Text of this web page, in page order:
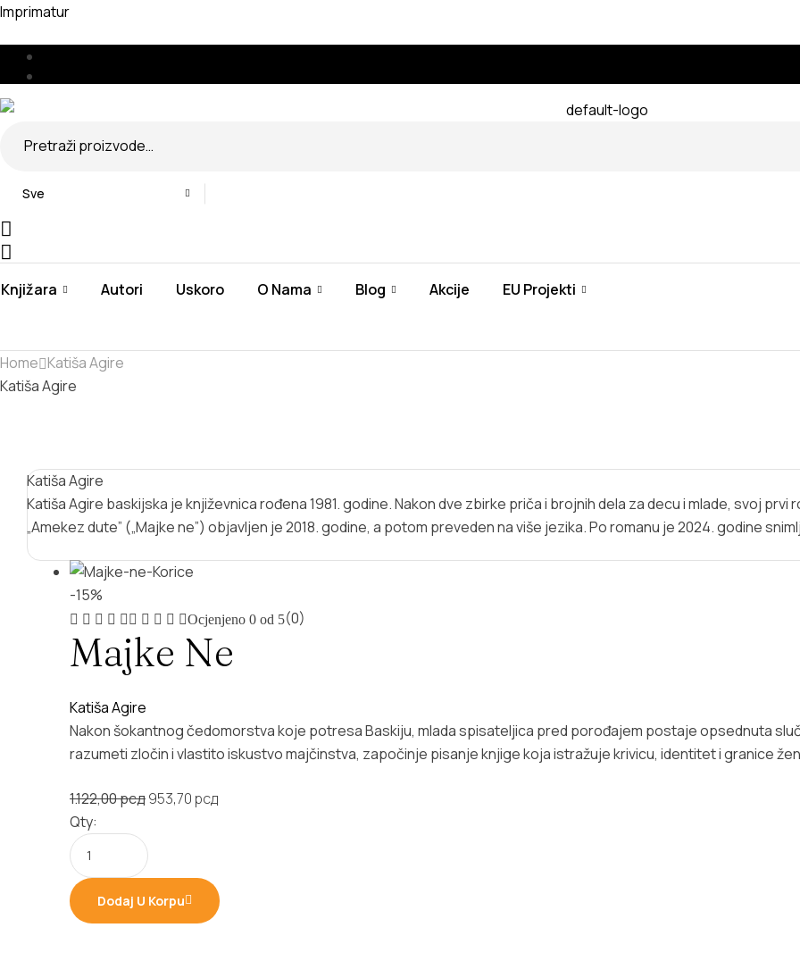
Imprimatur
Menu
Sve
Knjižara Autori Uskoro O Nama Blog Akcije EU Projekti
Home Katiša Agire
Katiša Agire
Katiša Agire
Katiša Agire baskijska je književnica rođena 1981. godine. Nakon dve zbirke priča i brojnih dela za decu i mlade, svoj prvi
„Amekez dute” („Majke ne”) objavljen je 2018. godine, a potom preveden na više jezika. Po romanu je 2024. godine
-15%
Ocjenjeno 0 od 5(0)
Majke Ne
Katiša Agire
Nakon šokantnog čedomorstva koje potresa Baskiju, mlada spisateljica pred porođajem postaje opsednuta
razumeti zločin i vlastito iskustvo majčinstva, započinje pisanje knjige koja istražuje krivicu, identitet i granice
1.122,00рсдOriginal
953,70 рсдCurrent
Qty:
Dodaj U Korpu